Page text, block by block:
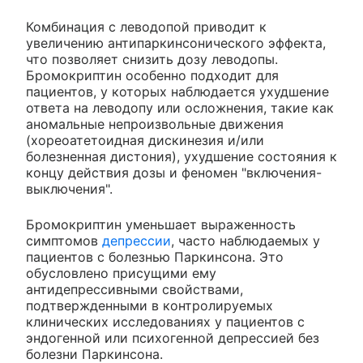
Комбинация с леводопой приводит к
увеличению антипаркинсонического эффекта,
что позволяет снизить дозу леводопы.
Бромокриптин особенно подходит для
пациентов, у которых наблюдается ухудшение
ответа на леводопу или осложнения, такие как
аномальные непроизвольные движения
(хореоатетоидная дискинезия и/или
болезненная дистония), ухудшение состояния к
концу действия дозы и феномен "включения-
выключения".
Бромокриптин уменьшает выраженность
симптомов депрессии, часто наблюдаемых у
пациентов с болезнью Паркинсона. Это
обусловлено присущими ему
антидепрессивными свойствами,
подтвержденными в контролируемых
клинических исследованиях у пациентов с
эндогенной или психогенной депрессией без
болезни Паркинсона.